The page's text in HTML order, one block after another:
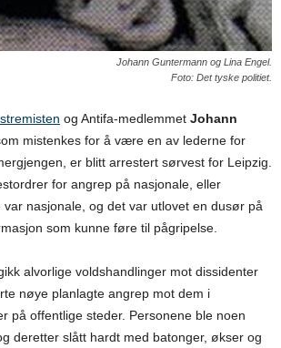
Johann Guntermann og Lina Engel.
Foto: Det tyske politiet.
og Antifa-medlemmet Johann
mistenkes for å være en av lederne for
er blitt arrestert sørvest for Leipzig.
for angrep på nasjonale, eller
nasjonale, og det var utlovet en dusør på
som kunne føre til pågripelse.
alvorlige voldshandlinger mot dissidenter
nøye planlagte angrep mot dem i
på offentlige steder. Personene ble noen
deretter slått hardt med batonger, økser og